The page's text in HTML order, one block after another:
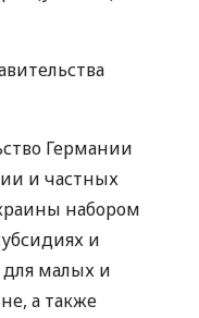
Германии
и частных
набором
и
малых и
а также